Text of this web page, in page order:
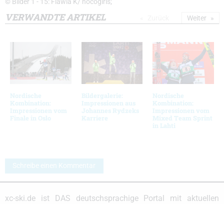
© Bilder 1 - 15: Flawia K/ nocogirls;
VERWANDTE ARTIKEL
Nordische
Kombination:
Impressionen vom
Finale in Oslo
Bildergalerie:
Impressionen aus
Johannes Rydzeks
Karriere
Nordische
Kombination:
Impressionen vom
Mixed Team Sprint
in Lahti
Weiter
Schreibe einen Kommentar
xc-ski.de ist DAS deutschsprachige Portal mit aktuellen